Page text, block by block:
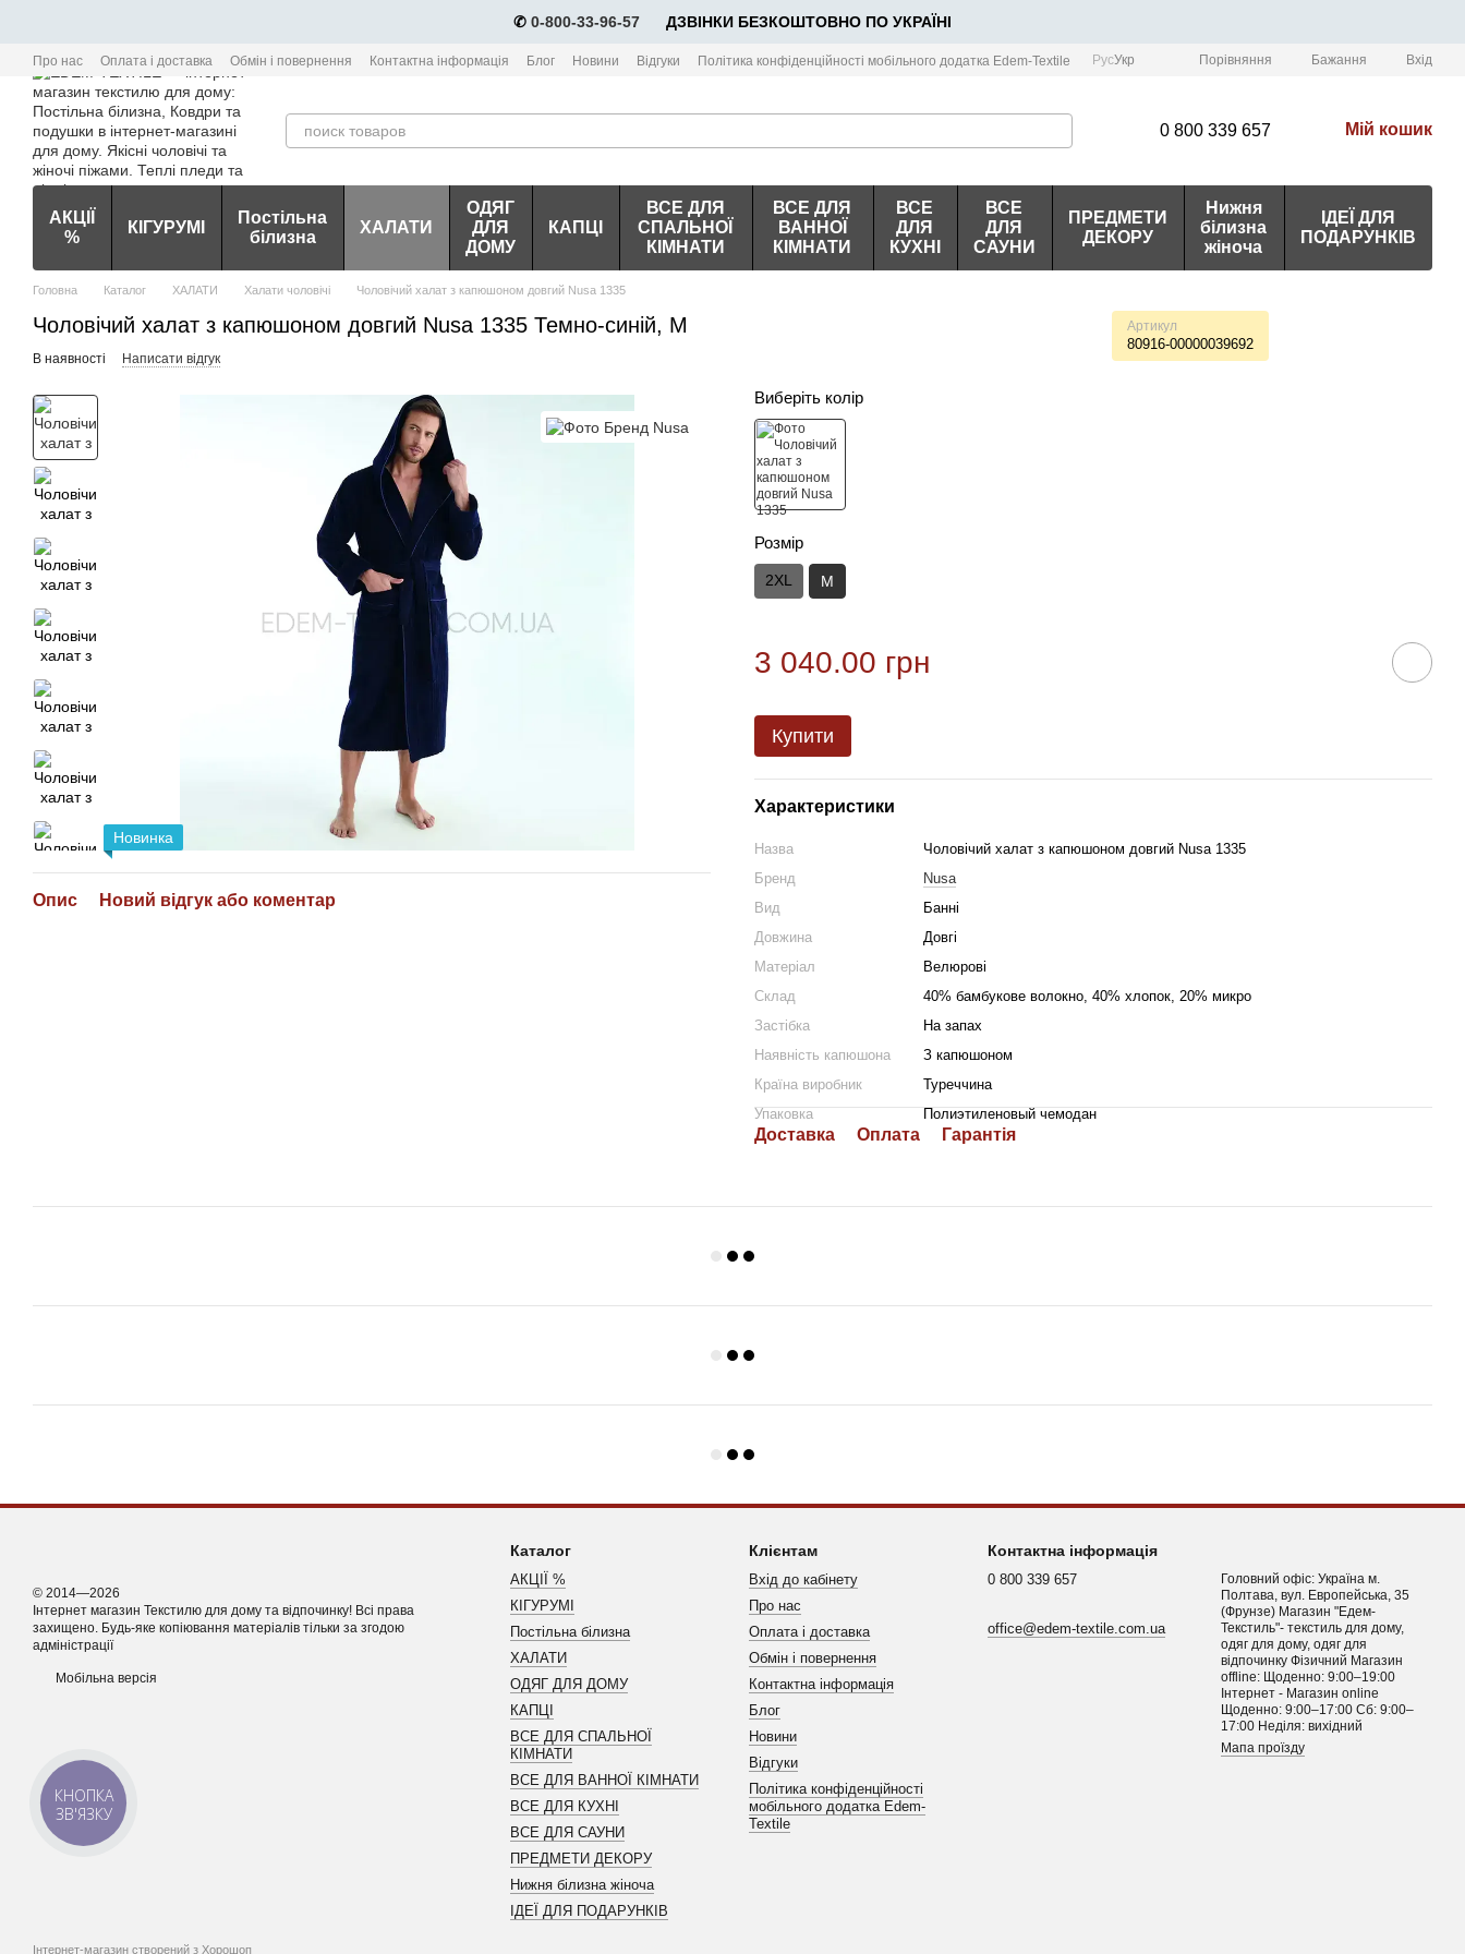
✆ 0-800-33-96-57 ⠀⠀ДЗВІНКИ БЕЗКОШТОВНО ПО УКРАЇНІ
Про нас Оплата і доставка Обмін і повернення Контактна інформація Блог Новини Відгуки Політика конфіденційності мобільного додатка Edem-Textile РусУкр Порівняння Бажання Вхід
0 800 339 657 Мій кошик
АКЦІЇ
%
КІГУРУМІ
Постільна
білизна
ХАЛАТИ
ОДЯГ
ДЛЯ
ДОМУ
КАПЦІ
ВСЕ ДЛЯ
СПАЛЬНОЇ
КІМНАТИ
ВСЕ ДЛЯ
ВАННОЇ
КІМНАТИ
ВСЕ
ДЛЯ
КУХНІ
ВСЕ
ДЛЯ
САУНИ
ПРЕДМЕТИ
ДЕКОРУ
Нижня
білизна
жіноча
ІДЕЇ ДЛЯ
ПОДАРУНКІВ
Головна Каталог ХАЛАТИ Халати чоловічі Чоловічий халат з капюшоном довгий Nusa 1335
Чоловічий халат з капюшоном довгий Nusa 1335 Темно-синій, M Артикул
80916-00000039692
В наявності Написати відгук
Новинка
Опис Новий відгук або коментар
Виберіть колір
Розмір
2XL M
3 040.00 грн
Купити
Характеристики
Назва
Чоловічий халат з капюшоном довгий Nusa 1335
Бренд
Nusa
Вид
Банні
Довжина
Довгі
Матеріал
Велюрові
Склад
40% бамбукове волокно, 40% хлопок, 20% микро
Застібка
На запах
Наявність капюшона
З капюшоном
Країна виробник
Туреччина
Упаковка
Полиэтиленовый чемодан
Доставка Оплата Гарантія
© 2014—2026
Інтернет магазин Текстилю для дому та відпочинку! Всі права
захищено. Будь-яке копіювання матеріалів тільки за згодою
адміністрації
Мобільна версія
Інтернет-магазин створений з Хорошоп
Каталог
АКЦІЇ %
КІГУРУМІ
Постільна білизна
ХАЛАТИ
ОДЯГ ДЛЯ ДОМУ
КАПЦІ
ВСЕ ДЛЯ СПАЛЬНОЇ
КІМНАТИ
ВСЕ ДЛЯ ВАННОЇ КІМНАТИ
ВСЕ ДЛЯ КУХНІ
ВСЕ ДЛЯ САУНИ
ПРЕДМЕТИ ДЕКОРУ
Нижня білизна жіноча
ІДЕЇ ДЛЯ ПОДАРУНКІВ
Клієнтам
Вхід до кабінету
Про нас
Оплата і доставка
Обмін і повернення
Контактна інформація
Блог
Новини
Відгуки
Політика конфіденційності
мобільного додатка Edem-
Textile
Контактна інформація
0 800 339 657
office@edem-textile.com.ua
Головний офіс: Україна м.
Полтава, вул. Европейська, 35
(Фрунзе) Магазин "Едем-
Текстиль"- текстиль для дому,
одяг для дому, одяг для
відпочинку Фізичний Магазин
offline: Щоденно: 9:00–19:00
Інтернет - Магазин online
Щоденно: 9:00–17:00 Сб: 9:00–
17:00 Неділя: вихідний
Мапа проїзду
КНОПКА
ЗВ'ЯЗКУ